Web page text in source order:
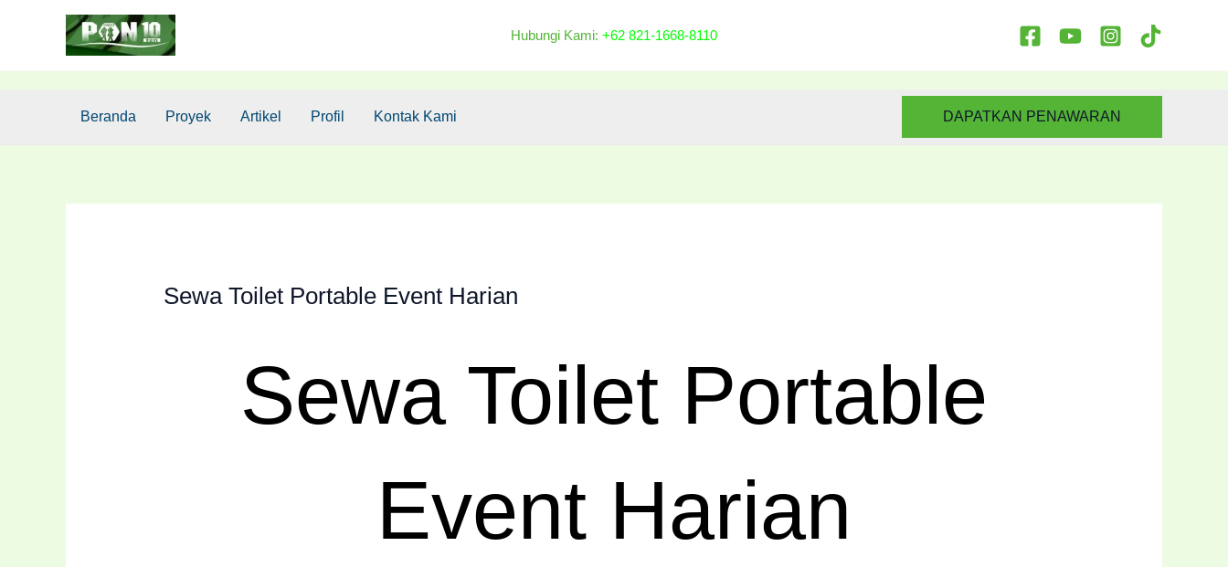
Hubungi Kami: +62 821-1668-8110
Beranda Proyek Artikel Profil Kontak Kami DAPATKAN PENAWARAN
Sewa Toilet Portable Event Harian
Sewa Toilet Portable
Event Harian